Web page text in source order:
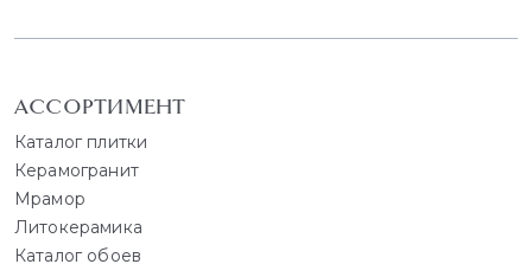
АССОРТИМЕНТ
Каталог плитки
Керамогранит
Мрамор
Литокерамика
Каталог обоев